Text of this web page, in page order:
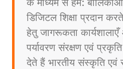
डिजिटल शिक्षा प्रदान
हेतु जागरूकता
पर्यावरण संरक्षण एवं
देते हैं भारतीय संस्कृति एवं